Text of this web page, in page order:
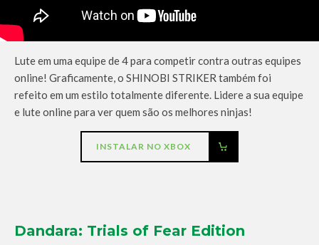
Lute em uma equipe de 4 para competir contra outras equipes
online! Graficamente, o SHINOBI STRIKER também foi
refeito em um estilo totalmente diferente. Lidere a sua equipe
e lute online para ver quem são os melhores ninjas!
INSTALAR NO XBOX
Dandara: Trials of Fear Edition